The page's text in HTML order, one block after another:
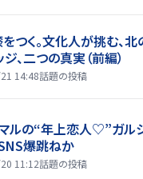
つく。文化人が挑む、北
、二つの真実（前編）
14:48話題の投稿
ルの“年上恋人♡”ガル
爆跳ねか
11:12話題の投稿